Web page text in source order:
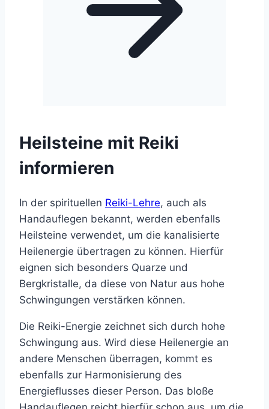
Heilsteine mit Reiki
informieren
In der spirituellen Reiki-Lehre, auch als
Handauflegen bekannt, werden ebenfalls
Heilsteine verwendet, um die kanalisierte
Heilenergie übertragen zu können. Hierfür
eignen sich besonders Quarze und
Bergkristalle, da diese von Natur aus hohe
Schwingungen verstärken können.
Die Reiki-Energie zeichnet sich durch hohe
Schwingung aus. Wird diese Heilenergie an
andere Menschen überragen, kommt es
ebenfalls zur Harmonisierung des
Energieflusses dieser Person. Das bloße